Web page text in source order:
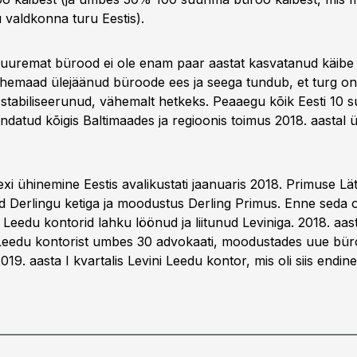
valdkonna turu Eestis).
bürood ei ole enam paar aastat kasvatanud
ülejäänud büroode ees ja seega tundub, et turg
vähemalt hetkeks. Peaaegu kõik Eesti 10
kõigis Baltimaades ja regioonis toimus 2018. aastal
ühinemine Eestis avalikustati jaanuaris 2018. Primuse
Derlingu ketiga ja moodustus Derling Primus. Enne seda
Leedu kontorid lahku löönud ja liitunud Leviniga. 2018.
kontorist umbes 30 advokaati, moodustades uue
aasta I kvartalis Levini Leedu kontor, mis oli siis